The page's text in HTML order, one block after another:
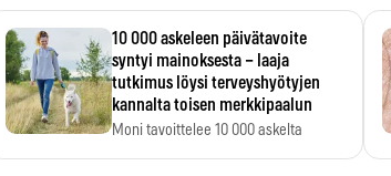
10 000 askeleen päivätavoite
syntyi mainoksesta – laaja
tutkimus löysi terveyshyötyjen
kannalta toisen merkkipaalun
Moni tavoittelee 10 000 askelta